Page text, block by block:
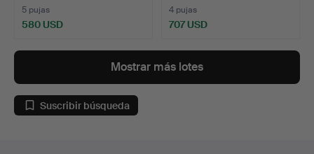
5 pujas
580 USD
4 pujas
707 USD
Mostrar más lotes
Suscribir búsqueda